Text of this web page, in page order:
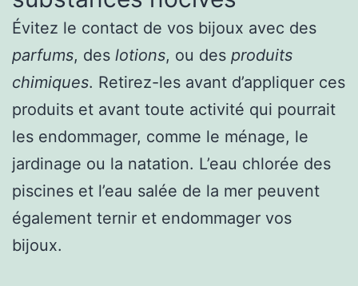
Évitez le contact de vos bijoux avec des
parfums, des lotions, ou des produits
chimiques. Retirez-les avant d’appliquer ces
produits et avant toute activité qui pourrait
les endommager, comme le ménage, le
jardinage ou la natation. L’eau chlorée des
piscines et l’eau salée de la mer peuvent
également ternir et endommager vos
bijoux.